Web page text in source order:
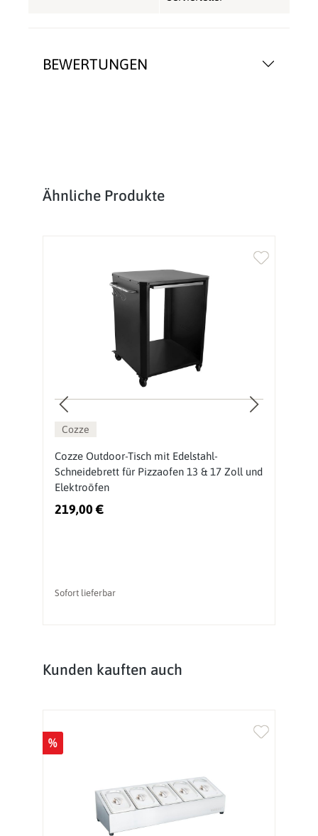
BEWERTUNGEN
Produktgalerie überspringen
Ähnliche Produkte
Cozze
Cozze Outdoor-Tisch mit Edelstahl-
Schneidebrett für Pizzaofen 13 & 17 Zoll und
Elektroöfen
219,00 €
Sofort lieferbar
Produktgalerie überspringen
Kunden kauften auch
%